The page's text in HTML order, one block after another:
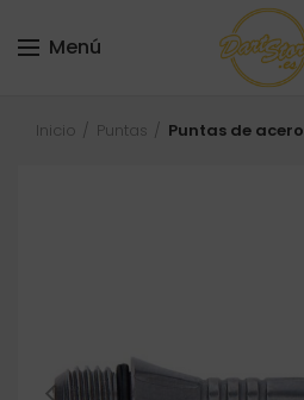
Menú
Inicio Puntas Puntas de acero